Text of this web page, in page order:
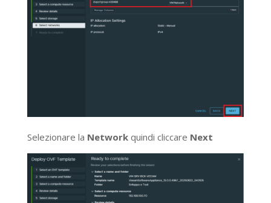
Selezionare la Networkquindi cliccare Next